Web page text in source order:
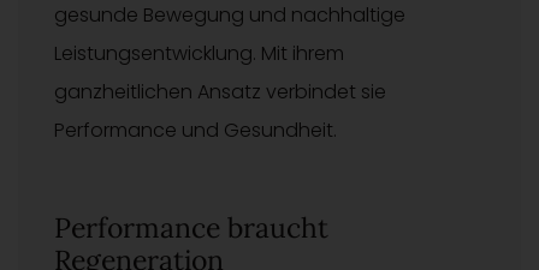
gesunde Bewegung und nachhaltige
Leistungsentwicklung. Mit ihrem
ganzheitlichen Ansatz verbindet sie
Performance und Gesundheit.
Performance braucht
Regeneration